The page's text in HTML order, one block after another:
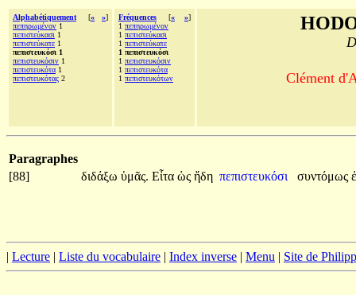
Alphabétiquement [« »]
πεπηρωμένον 1
πεπιστεύκασι 1
πεπιστεύκατε 1
πεπιστευκόσι 1
πεπιστευκόσιν 1
πεπιστευκότα 1
πεπιστευκότας 2
Fréquences [« »]
1 πεπηρωμένον
1 πεπιστεύκασι
1 πεπιστεύκατε
1 πεπιστευκόσι
1 πεπιστευκόσιν
1 πεπιστευκότα
1 πεπιστευκότων Clément
Paragraphes
[88]
διδάξω ὑμᾶς. Εἶτα ὡς ἤδη πεπιστευκόσι συντόμως
| Lecture | Liste du vocabulaire | Index inverse | Menu | Site de